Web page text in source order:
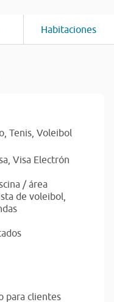
Habitaciones
Tenis, Voleibol
Visa Electrón
/ área
de voleibol,
para clientes